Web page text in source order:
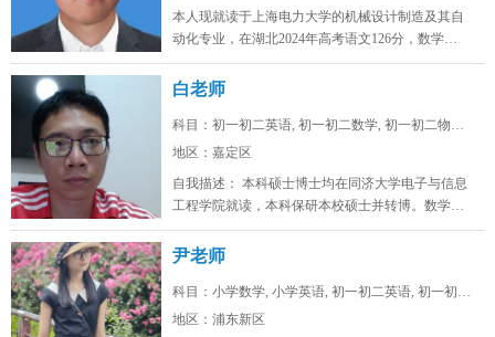
本人现就读于上海电力大学的机械设计制造及其自
动化专业，在湖北2024年高考语文126分，数学
128，物理88，化学92，...
白老师
科目：初一初二英语, 初一初二数学, 初一初二物理, ...
地区：嘉定区
自我描述： 本科硕士博士均在同济大学电子与信息
工程学院就读，本科保研本校硕士并转博。数学高
考142，物理高考91，化学...
尹老师
科目：小学数学, 小学英语, 初一初二英语, 初一初二...
地区：浦东新区